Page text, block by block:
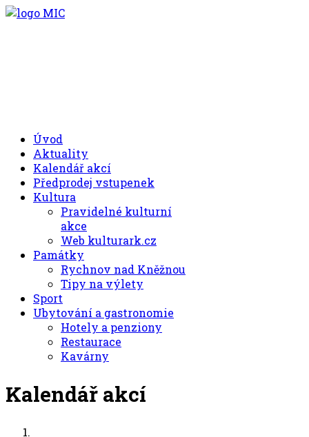
Úvod
Aktuality
Kalendář akcí
Předprodej vstupenek
Kultura
Pravidelné kulturní
akce
Web kulturark.cz
Památky
Rychnov nad Kněžnou
Tipy na výlety
Sport
Ubytování a gastronomie
Hotely a penziony
Restaurace
Kavárny
Kalendář akcí